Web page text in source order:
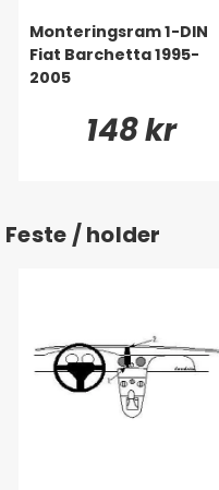
Monteringsram 1-DIN
Fiat Barchetta 1995-
2005
148 kr
Feste / holder